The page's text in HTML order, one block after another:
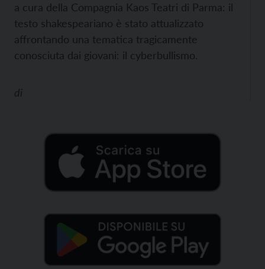
a cura della Compagnia Kaos Teatri di Parma: il
testo shakespeariano è stato attualizzato
affrontando una tematica tragicamente
conosciuta dai giovani: il cyberbullismo.
di